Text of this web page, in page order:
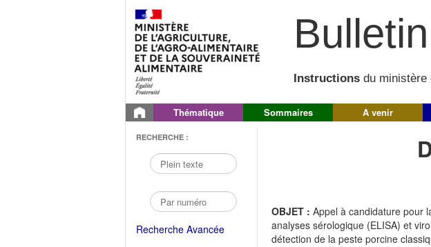
Instructions du ministère
Thématique Sommaires A venir
RECHERCHE :
Recherche Avancée
OBJET : Appel à candidature pour
analyses sérologique (ELISA) et
détection de la peste porcine